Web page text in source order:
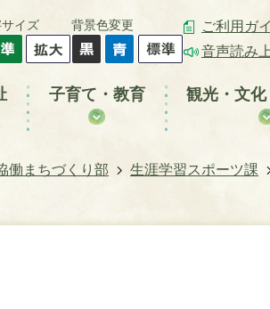
イズ 背景色変更
ご利用ガ
音声読み
子育て・教育 観光・文
働まちづくり部 生涯学習スポーツ課